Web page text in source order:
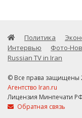
Политика
Интервью
Фото-
Russian TV in Iran
© Все права защищены
Агентство Iran.ru
Лицензия Минпечати
Обратная связь